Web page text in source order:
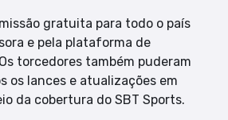
gratuita para todo o país
e pela plataforma de
torcedores também puderam
os lances e atualizações em
da cobertura do SBT Sports.